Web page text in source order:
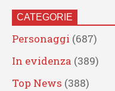
CATEGORIE
Personaggi (687)
In evidenza (389)
Top News (388)